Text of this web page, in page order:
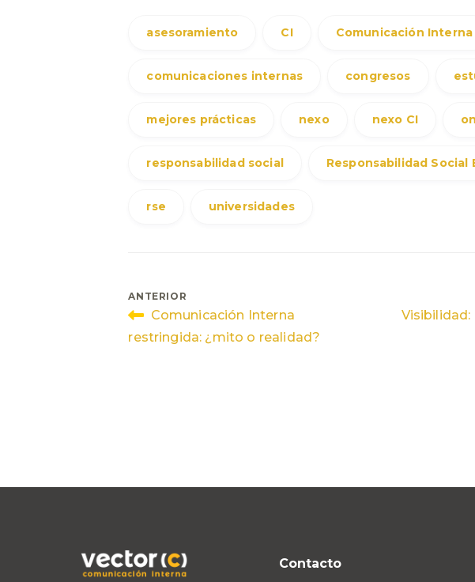
asesoramiento CI Comunicación Interna
comunicaciones internas congresos
mejores prácticas nexo nexo CI
responsabilidad social Responsabilidad Social
rse universidades
Navegación
de
ANTERIOR
Comunicación Interna
restringida: ¿mito o realidad?
Contacto